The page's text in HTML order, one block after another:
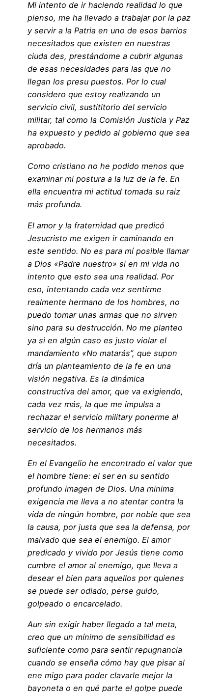
Mi intento de ir haciendo realidad lo que
pienso, me ha llevado a trabajar por la paz
y servir a la Patria en uno de esos barrios
necesitados que existen en nuestras
ciuda des, prestándome a cubrir algunas
de esas necesidades para las que no
llegan los presu puestos. Por lo cual
considero que estoy realizando un
servicio civil, sustititorio del servicio
militar, tal como la Comisión Justicia y Paz
ha expuesto y pedido al gobierno que sea
aprobado.
Como cristiano no he podido menos que
examinar mi postura a la luz de la fe. En
ella encuentra mi actitud tomada su raiz
más profunda.
El amor y la fraternidad que predicó
Jesucristo me exigen ir caminando en
este sentido. No es para mí posible llamar
a Dios «Padre nuestro» si en mi vida no
intento que esto sea una realidad. Por
eso, intentando cada vez sentirme
realmente hermano de los hombres, no
puedo tomar unas armas que no sirven
sino para su destrucción. No me planteo
ya si en algún caso es justo violar el
mandamiento «No matarás”, que supon
dría un planteamiento de la fe en una
visión negativa. Es la dinámica
constructiva del amor, que va exigiendo,
cada vez más, la que me impulsa a
rechazar el servicio military ponerme al
servicio de los hermanos más
necesitados.
En el Evangelio he encontrado el valor que
el hombre tiene: el ser en su sentido
profundo imagen de Dios. Una minima
exigencia me lleva a no atentar contra la
vida de ningún hombre, por noble que sea
la causa, por justa que sea la defensa, por
malvado que sea el enemigo. El amor
predicado y vivido por Jesús tiene como
cumbre el amor al enemigo, que lleva a
desear el bien para aquellos por quienes
se puede ser odiado, perse guido,
golpeado o encarcelado.
Aun sin exigir haber llegado a tal meta,
creo que un mínimo de sensibilidad es
suficiente como para sentir repugnancia
cuando se enseña cómo hay que pisar al
ene migo para poder clavarle mejor la
bayoneta o en qué parte el golpe puede